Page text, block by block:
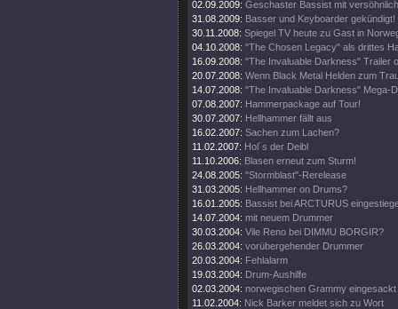
02.09.2009: Geschaster Bassist mit
31.08.2009: Basser und Keyboarder gekündigt!
30.11.2008: Spiegel TV heute zu Gast in
04.10.2008: "The Chosen Legacy" als drittes
16.09.2008: "The Invaluable Darkness" Trailer
20.07.2008: Wenn Black Metal Helden zum
14.07.2008: "The Invaluable Darkness" Mega-
07.08.2007: Hammerpackage auf Tour!
30.07.2007: Hellhammer fällt aus
16.02.2007: Sachen zum Lachen?
11.02.2007: Hol´s der Deibl
11.10.2006: Blasen erneut zum Sturm!
24.08.2005: "Stormblast"-Rerelease
31.03.2005: Hellhammer on Drums?
16.01.2005: Bassist bei ARCTURUS
14.07.2004: mit neuem Drummer
30.03.2004: Vile Reno bei DIMMU BORGIR?
26.03.2004: vorübergehender Drummer
20.03.2004: Fehlalarm
19.03.2004: Drum-Aushilfe
02.03.2004: norwegischen Grammy eingesackt
11.02.2004: Nick Barker meldet sich zu Wort